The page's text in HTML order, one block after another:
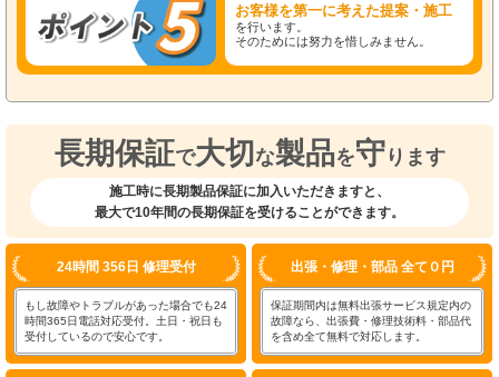
お客様を第一に考えた提案・施工
を行います。
そのためには努力を惜しみません。
長期保証で大切 な製品を守 ります
施工時に長期製品保証に加入いただきますと、
最大で10年間の長期保証を受けることができます。
24時間 356日 修理受付
もし故障やトラブルがあった場合でも24
時間365日電話対応受付。土日・祝日も
受付しているので安心です。
出張・修理・部品 全て０円
保証期間内は無料出張サービス規定内の
故障なら、出張費・修理技術料・部品代
を含め全て無料で対応します。